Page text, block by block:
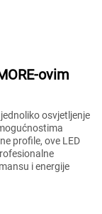
ovim
osvjetljenje
profile, ove LED
i energije